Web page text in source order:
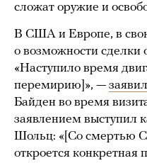
сложат оружие и
В США и Европе, в
о возможности сделки
«Наступило время
перемирию]», — заявил
Байден во время
заявлением выступил
Шольц: «[Со смертью
откроется конкретная